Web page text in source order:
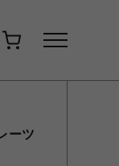
ーツ